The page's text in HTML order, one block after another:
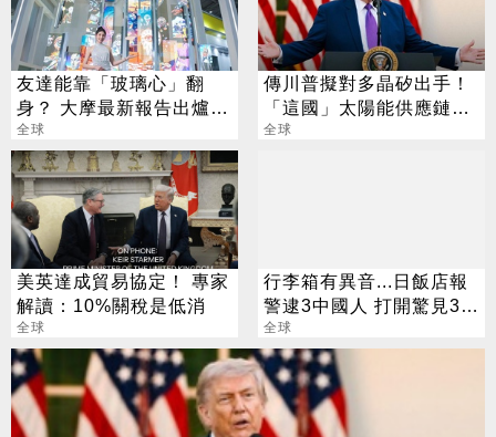
友達能靠「玻璃心」翻
身？ 大摩最新報告出爐
目標價也曝光
全球
傳川普擬對多晶矽出手！
「這國」太陽能供應鏈恐
遭重擊
全球
美英達成貿易協定！ 專家
解讀：10%關稅是低消
全球
行李箱有異音...日飯店報
警逮3中國人 打開驚見3千
隻寄居蟹
全球